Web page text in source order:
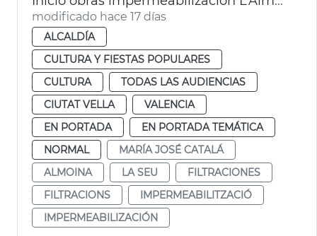
modificado hace 17 días
ALCALDÍA
CULTURA Y FIESTAS POPULARES
CULTURA
TODAS LAS AUDIENCIAS
CIUTAT VELLA
VALENCIA
EN PORTADA
EN PORTADA TEMÁTICA
NORMAL
MARÍA JOSÉ CATALÁ
ALMOINA
LA SEU
FILTRACIONES
FILTRACIONS
IMPERMEABILITZACIÓ
IMPERMEABILIZACIÓN